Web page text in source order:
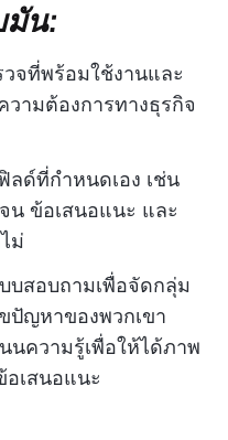
มัน:
จที่พร้อมใช้งานและ
ามต้องการทางธุรกิจ
ลด์ที่กำหนดเอง เช่น
น ข้อเสนอแนะ และ
ม่
บสอบถามเพื่อจัดกลุ่ม
ปัญหาของพวกเขา
นความรู้เพื่อให้ได้ภาพ
เสนอแนะ